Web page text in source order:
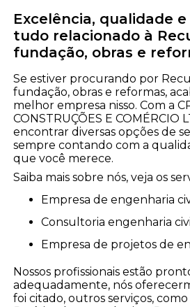
Excelência, qualidade
tudo relacionado à
fundação, obras e
Se estiver procurando por
fundação, obras e reformas,
melhor empresa nisso. Com a
CONSTRUÇÕES E COMÉRCIO
encontrar diversas opções de
sempre contando com a
que você merece.
Saiba mais sobre nós, veja os
empresa de engenharia
consultoria engenharia civil
empresa de projetos de
Nossos profissionais estão
adequadamente, nós
foi citado, outros serviços,